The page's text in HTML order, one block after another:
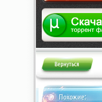
Жалоба
Похожие: